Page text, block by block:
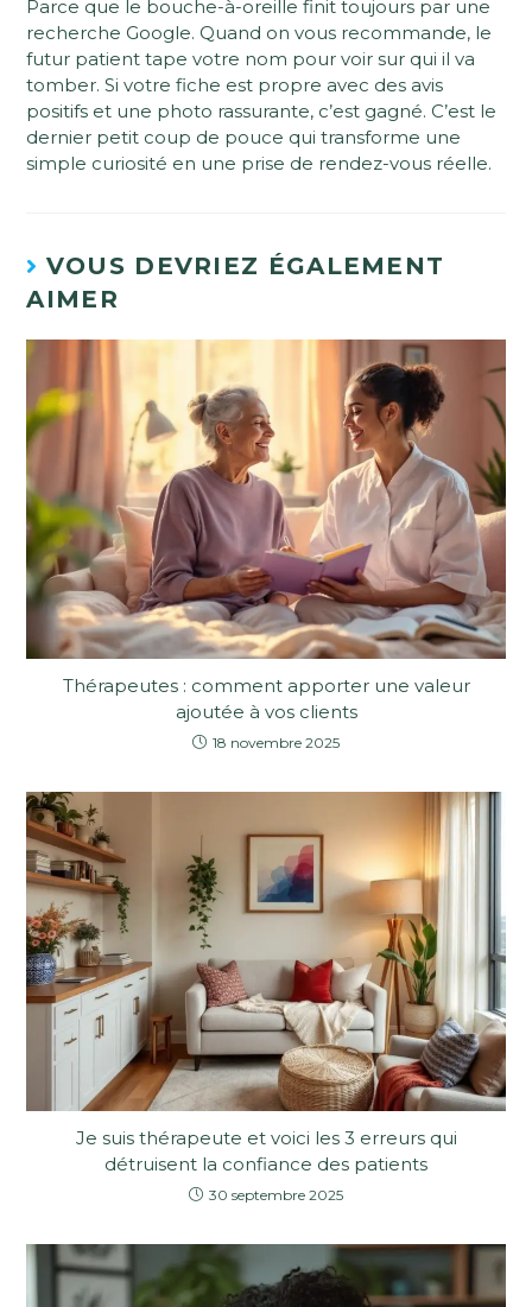
Parce que le bouche-à-oreille finit toujours par une
recherche Google. Quand on vous recommande, le
futur patient tape votre nom pour voir sur qui il va
tomber. Si votre fiche est propre avec des avis
positifs et une photo rassurante, c’est gagné. C’est le
dernier petit coup de pouce qui transforme une
simple curiosité en une prise de rendez-vous réelle.
VOUS DEVRIEZ ÉGALEMENT
AIMER
Thérapeutes : comment apporter une valeur
ajoutée à vos clients
18 novembre 2025
Je suis thérapeute et voici les 3 erreurs qui
détruisent la confiance des patients
30 septembre 2025